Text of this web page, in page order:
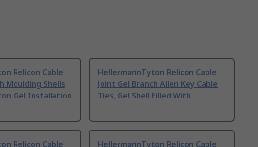
Relicon Cable
Moulding Shells
Gel Installation
HellermannTyton Relicon Cable
Joint Gel Branch Allen Key Cable
Ties, Gel Shell Filled With
Relicon Cable
HellermannTyton Relicon Cable